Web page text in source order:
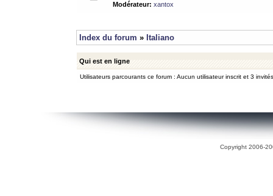
Modérateur: xantox
Index du forum » Italiano
Qui est en ligne
Utilisateurs parcourants ce forum : Aucun utilisateur inscrit et 3 invités
Copyright 2006-